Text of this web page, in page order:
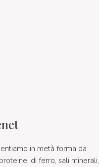
in metà forma da
di ferro, sali minerali,